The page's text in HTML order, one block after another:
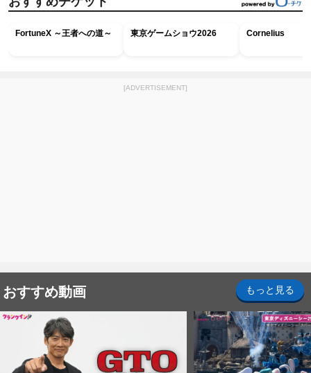
FortuneX ～王者への道～ 東京ゲームショウ2026 Cornelius
[ADVERTISEMENT]
おすすめ動画 もっと見る